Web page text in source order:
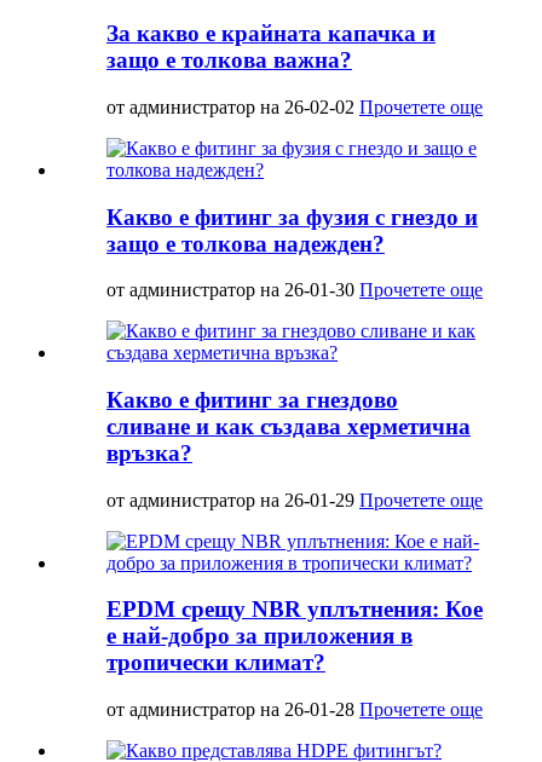
За какво е крайната капачка и
защо е толкова важна?
от администратор на 26-02-02 Прочетете още
Какво е фитинг за фузия с гнездо и
защо е толкова надежден?
от администратор на 26-01-30 Прочетете още
Какво е фитинг за гнездово
сливане и как създава херметична
връзка?
от администратор на 26-01-29 Прочетете още
EPDM срещу NBR уплътнения: Кое
е най-добро за приложения в
тропически климат?
от администратор на 26-01-28 Прочетете още